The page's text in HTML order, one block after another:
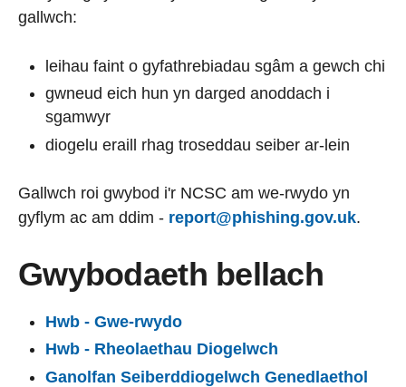
gallwch:
leihau faint o gyfathrebiadau sgâm a gewch chi
gwneud eich hun yn darged anoddach i
sgamwyr
diogelu eraill rhag troseddau seiber ar-lein
Gallwch roi gwybod i'r NCSC am we-rwydo yn
gyflym ac am ddim - report@phishing.gov.uk.
Gwybodaeth bellach
Hwb - Gwe-rwydo
Hwb - Rheolaethau Diogelwch
Ganolfan Seiberddiogelwch Genedlaethol